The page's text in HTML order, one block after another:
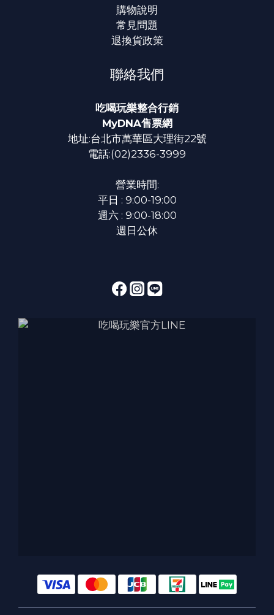
購物說明
常見問題
退換貨政策
聯絡我們
吃喝玩樂整合行銷
MyDNA售票網
地址:台北市萬華區大理街22號
電話:(02)2336-3999
營業時間:
平日 : 9:00-19:00
週六 : 9:00-18:00
週日公休